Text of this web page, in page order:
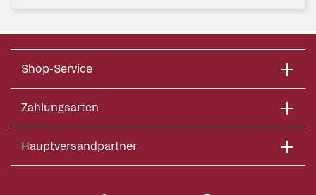
Shop-Service
Zahlungsarten
Hauptversandpartner